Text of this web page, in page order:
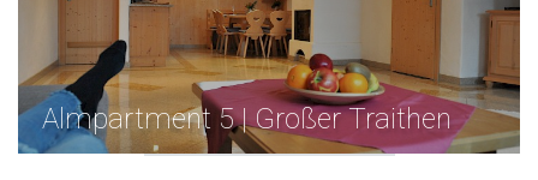
Almpartment 5 | Großer Traithen